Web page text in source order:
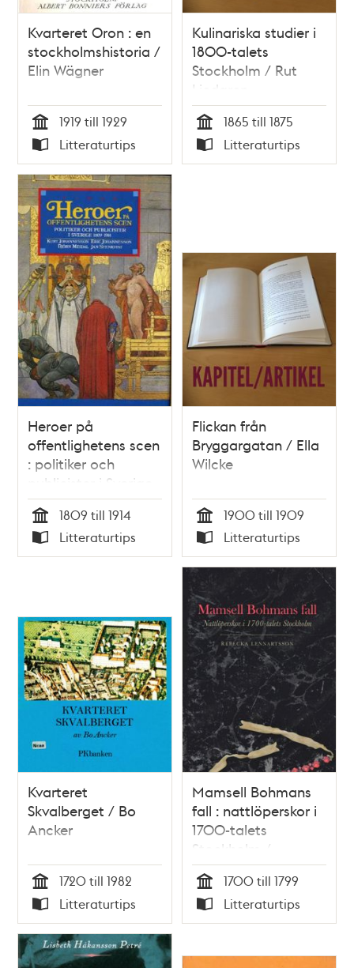
Kvarteret Oron : en
stockholmshistoria /
Elin Wägner
Tid
1919 till 1929
Typ
Litteraturtips
Kulinariska studier i
1800-talets
Stockholm / Rut
Liedgren
Tid
1865 till 1875
Typ
Litteraturtips
Heroer på
offentlighetens scen
: politiker och
publicister i Sverige
1809-1914
Tid
1809 till 1914
Typ
Litteraturtips
Flickan från
Bryggargatan / Ella
Wilcke
Tid
1900 till 1909
Typ
Litteraturtips
Kvarteret
Skvalberget / Bo
Ancker
Tid
1720 till 1982
Typ
Litteraturtips
Mamsell Bohmans
fall : nattlöperskor i
1700-talets
Stockholm /
Rebecka
Lennartsson
Tid
1700 till 1799
Typ
Litteraturtips